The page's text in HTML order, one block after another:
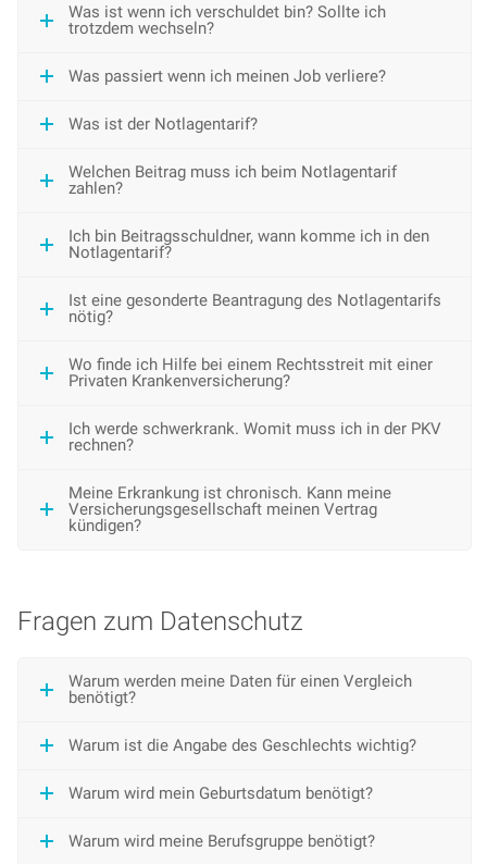
Was ist wenn ich verschuldet bin? Sollte ich
trotzdem wechseln?
Was passiert wenn ich meinen Job verliere?
Was ist der Notlagentarif?
Welchen Beitrag muss ich beim Notlagentarif
zahlen?
Ich bin Beitragsschuldner, wann komme ich in den
Notlagentarif?
Ist eine gesonderte Beantragung des Notlagentarifs
nötig?
Wo finde ich Hilfe bei einem Rechtsstreit mit einer
Privaten Krankenversicherung?
Ich werde schwerkrank. Womit muss ich in der PKV
rechnen?
Meine Erkrankung ist chronisch. Kann meine
Versicherungsgesellschaft meinen Vertrag
kündigen?
Fragen zum Datenschutz
Warum werden meine Daten für einen Vergleich
benötigt?
Warum ist die Angabe des Geschlechts wichtig?
Warum wird mein Geburtsdatum benötigt?
Warum wird meine Berufsgruppe benötigt?